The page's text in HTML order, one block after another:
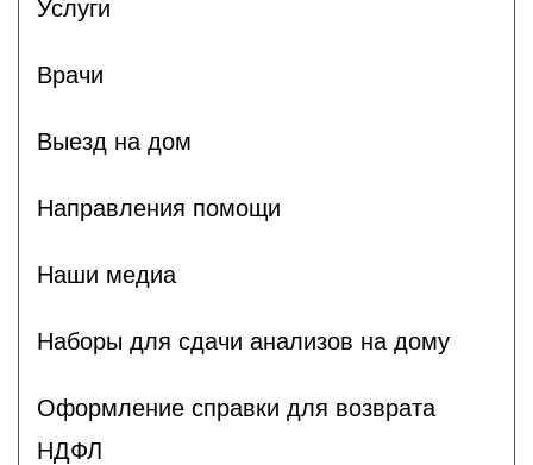
Услуги
Врачи
Выезд на дом
Направления помощи
Наши медиа
Наборы для сдачи анализов на дому
Оформление справки для возврата
НДФЛ